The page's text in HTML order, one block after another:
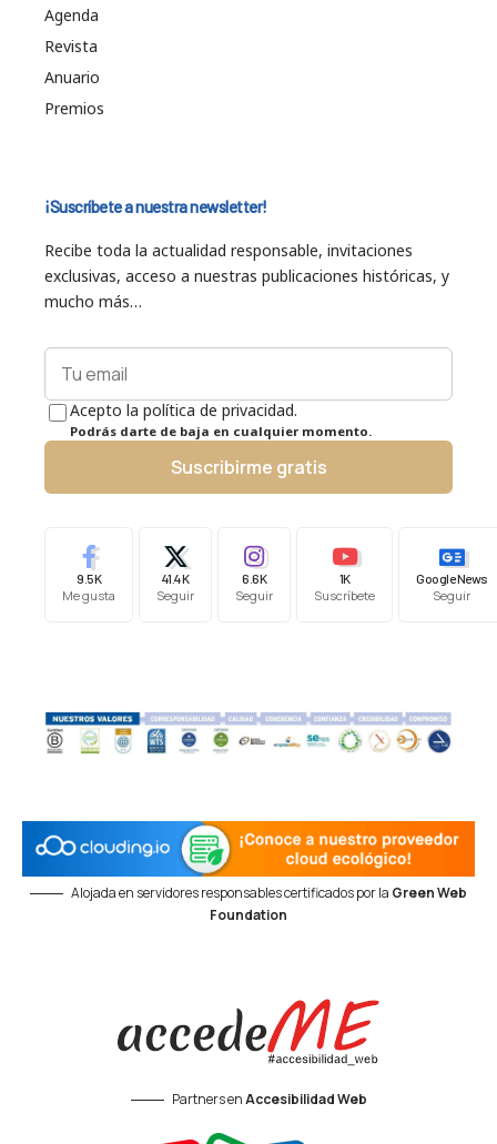
Agenda
Revista
Anuario
Premios
¡Suscríbete a nuestra newsletter!
Recibe toda la actualidad responsable, invitaciones
exclusivas, acceso a nuestras publicaciones históricas, y
mucho más…
Acepto la política de privacidad.
Podrás darte de baja en cualquier momento.
Suscribirme gratis
9.5K
Me gusta
41.4K
Seguir
6.6K
Seguir
1K
Suscríbete
Google News
Seguir
Alojada en servidores responsables certificados por la Green Web
Foundation
Partners enAccesibilidad Web